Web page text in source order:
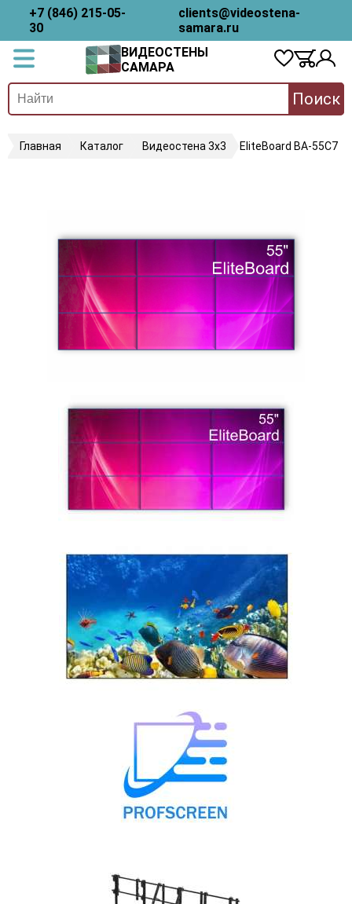
+7 (846) 215-05-
30
clients@videostena-
samara.ru
ВИДЕОСТЕНЫ
САМАРА
Поиск
Главная Каталог Видеостена 3х3 EliteBoard BA-55C7